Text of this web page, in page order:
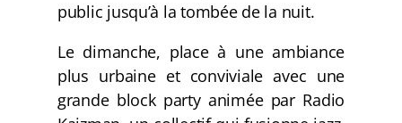
public jusqu’à la tombée de la nuit.
Le dimanche, place à une ambiance
plus urbaine et conviviale avec une
grande block party animée par Radio